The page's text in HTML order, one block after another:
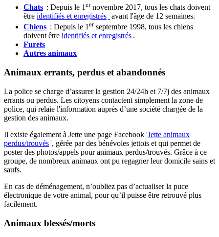
Chats : Depuis le 1ernovembre 2017, tous les chats doivent
être identifiés et enregistrés
avant l'âge de 12 semaines.
Chiens : Depuis le 1erseptembre 1998, tous les chiens
doivent être identifiés et enregistrés .
Furets
Autres animaux
Animaux errants, perdus et abandonnés
La police se charge d’assurer la gestion 24/24h et 7/7j des animaux
errants ou perdus. Les citoyens contactent simplement la zone de
police, qui relaie l'information auprès d’une société chargée de la
gestion des animaux.
Il existe également à Jette une page Facebook 'Jette animaux
perdus/trouvés', gérée par des bénévoles jettois et qui permet de
poster des photos/appels pour animaux perdus/trouvés. Grâce à ce
groupe, de nombreux animaux ont pu regagner leur domicile sains et
saufs.
En cas de déménagement, n’oubliez pas d’actualiser la puce
électronique de votre animal, pour qu’il puisse être retrouvé plus
facilement.
Animaux blessés/morts